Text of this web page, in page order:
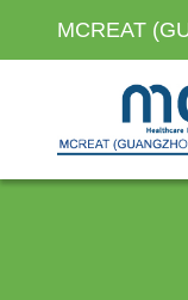
MCREAT